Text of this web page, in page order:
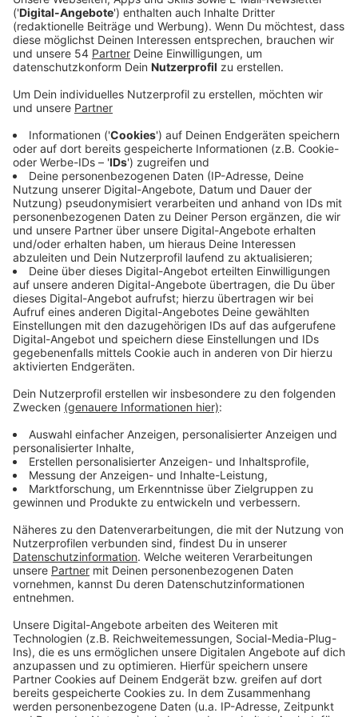
Verteidigungsministerium des Bundes prüft, ob
eine Nutzung durch die Bundeswehr in Frage käme.
Veröffentlicht:Donnerstag, 30.10.2025 17:17
Anzeige
In der Stadt laufen schon länger Planungen dazu, wie
das ehemalige JHQ-Gelände oder das Gelände der
ehemalige Niederrheinkaserne in Zukunft genutzt
werden könnten. Auf dem Gelände der
Niederrheinkaserne könnte zum Beispiel ein Busdepot
der NEW entstehen. Diese Pläne sind jetzt aber durch
das Bundesverteidigungsministerium vorerst auf Eis
gelegt worden. Das meldet die Stadt. Grund ist, dass
das Bundesverteidigungsministerium es für möglich
hält, dass diese Flächen künftig wieder durch die
Bundeswehr genutzt werden könnten. Neben dem
JHQ-Gelände und dem Gelände der Niederrheinkaserne
gilt diese Einschätzung auch für den ehemaligen
Wegberger Militärkomplex. Erst wenn klar ist, ob die
Bundeswehr dort wieder aktiv werden könnte,
entscheidet der Bund, wie es mit den Flächen
weitergeht. Oberbürgermeister Felix Heinrichs sagt,
man habe zwar Verständnis für die Bedürfnisse des
Bundes. Ein neuer Busbetriebshof und nachhaltige
Gewerbeflächen werden aber dringend gebraucht. Man
befinde sich in Gesprächen mit dem Ministerium, in
denen auch der fortgeschrittene Planungsstand für
den Busbahnhof vorgestellt wird. Man hoffe darauf,
bald Klarheit zu bekommen.
Anzeige